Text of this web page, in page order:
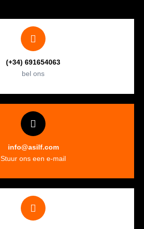
(+34) 691654063
bel ons
info@asilf.com
Stuur ons een e-mail